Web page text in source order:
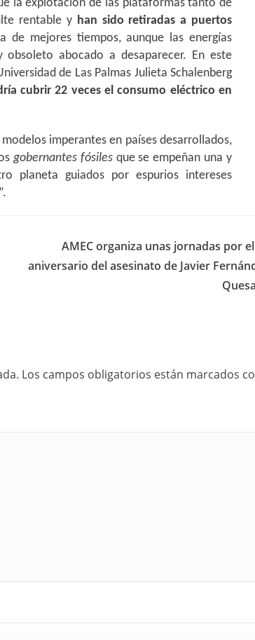
la explotación de las plataformas tanto de
rentable y han sido retiradas a puertos
de mejores tiempos, aunque las energías
abocado a desaparecer. En este
de Las Palmas Julieta Schalenberg
cubrir 22 veces el consumo eléctrico en
imperantes en países desarrollados,
gobernantes fósilesque se empeñan una y
planeta guiados por espurios intereses
AMEC organiza unas jornadas por
aniversario del asesinato de Javier
Los campos obligatorios están marcados